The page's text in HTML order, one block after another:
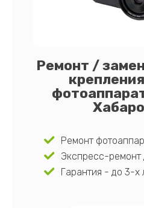
Ремонт /
Ремонт
Экспресс-ремонт
Гарантия - до 3-х